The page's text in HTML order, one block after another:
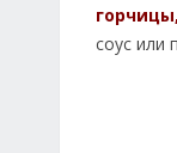
соус или